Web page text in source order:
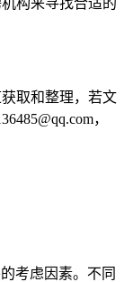
构来寻找合适的
取和整理，若文
，
考虑因素。不同